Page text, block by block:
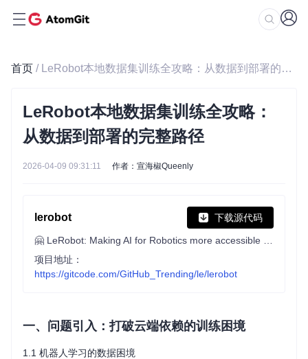
首页 / LeRobot本地数据集训练全攻略：从数据到部署的完整路径
LeRobot本地数据集训练全攻略：
从数据到部署的完整路径
2026-04-09 09:31:11 作者：宣海椒Queenly
lerobot 下载源代码
项目地址：
https://gitcode.com/GitHub_Trending/le/lerobot
一、问题引入：打破云端依赖的训练困境
1.1 机器人学习的数据困境